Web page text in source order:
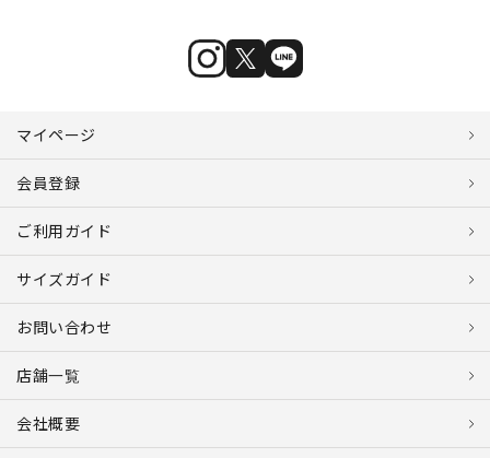
マイページ
会員登録
ご利用ガイド
サイズガイド
お問い合わせ
店舗一覧
会社概要